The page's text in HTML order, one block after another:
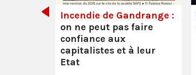
Incendie de Gandrange :
on ne peut pas faire
confiance aux
capitalistes et à leur
Etat